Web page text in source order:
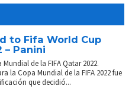
to Fifa World Cup
– Panini
de la FIFA Qatar 2022.
la Copa Mundial de la FIFA 2022 fue
que decidió...